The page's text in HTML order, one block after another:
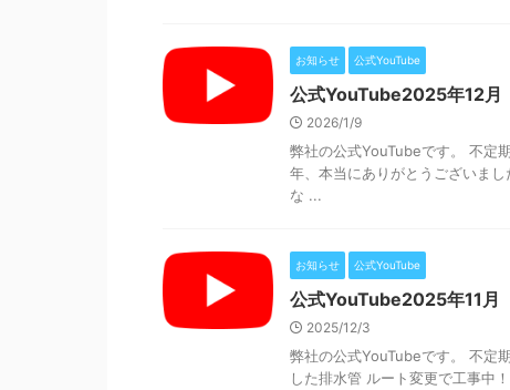
お知らせ 公式YouTube
公式YouTube2025年12月
2026/1/9
弊社の公式YouTubeです。 不定
年、本当にありがとうございま
な ...
お知らせ 公式YouTube
公式YouTube2025年11月
2025/12/3
弊社の公式YouTubeです。 不定
した排水管 ルート変更で工事中